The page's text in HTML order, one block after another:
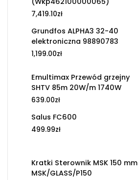
7,419.10zł
Grundfos ALPHA3 32-40
elektroniczna 98890783
1,199.00zł
Emultimax Przewód grzejny
SHTV 85m 20W/m 1740W
639.00zł
Salus FC600
499.99zł
Kratki Sterownik MSK 150 mm
MSK/GLASS/P150